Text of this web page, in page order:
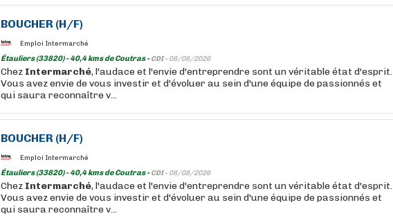
BOUCHER (H/F)
Emploi Intermarché
Étauliers (33820) - 40,4 kms de Coutras -CDI - 08/08/2026
Chez Intermarché, l'audace et l'envie d'entreprendre sont un véritable état d'esprit.
Vous avez envie de vous investir et d'évoluer au sein d'une équipe de passionnés et
qui saura reconnaître v...
BOUCHER (H/F)
Emploi Intermarché
Étauliers (33820) - 40,4 kms de Coutras -CDI - 08/08/2026
Chez Intermarché, l'audace et l'envie d'entreprendre sont un véritable état d'esprit.
Vous avez envie de vous investir et d'évoluer au sein d'une équipe de passionnés et
qui saura reconnaître v...